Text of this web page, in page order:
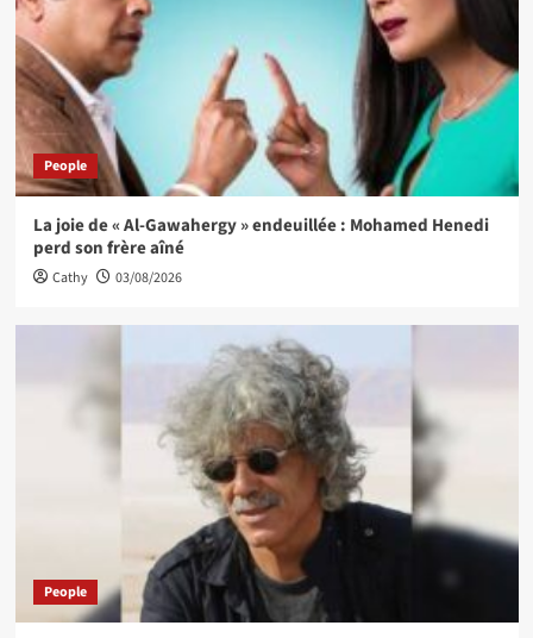
People
La joie de « Al-Gawahergy » endeuillée : Mohamed Henedi
perd son frère aîné
Cathy 03/08/2026
People